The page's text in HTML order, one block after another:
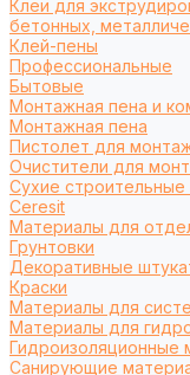
Клеи для
бетонных,
Клей-пены
Профессиональные
Бытовые
Монтажная пена и
Монтажная пена
Пистолет для
Очистители для
Сухие строительные
Ceresit
Материалы для
Грунтовки
Декоративные
Краски
Материалы для
Материалы для
Гидроизоляционные
Санирующие